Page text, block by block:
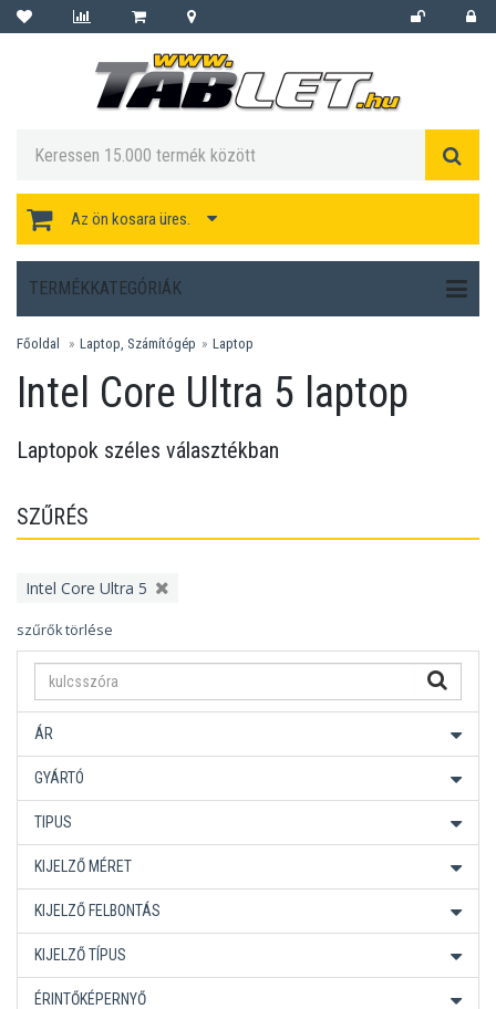
Az ön kosara üres.
TERMÉKKATEGÓRIÁK
Főoldal Laptop, Számítógép Laptop
Intel Core Ultra 5 laptop
Laptopok széles választékban
SZŰRÉS
Intel Core Ultra 5
szűrők törlése
ÁR
GYÁRTÓ
TIPUS
KIJELZŐ MÉRET
KIJELZŐ FELBONTÁS
KIJELZŐ TÍPUS
ÉRINTŐKÉPERNYŐ